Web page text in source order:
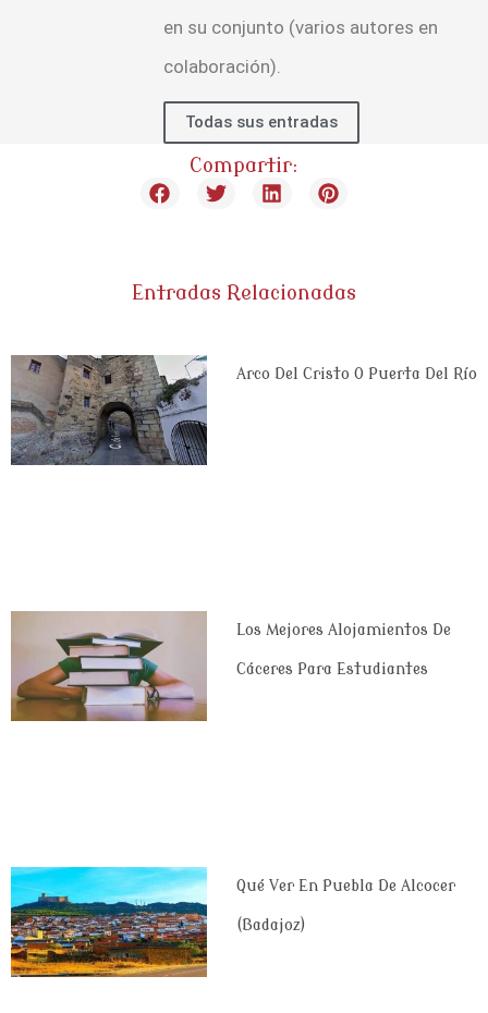
en su conjunto (varios autores en
colaboración).
Todas sus entradas
Compartir:
Entradas Relacionadas
Arco Del Cristo O Puerta Del Río
Los Mejores Alojamientos De
Cáceres Para Estudiantes
Qué Ver En Puebla De Alcocer
(Badajoz)